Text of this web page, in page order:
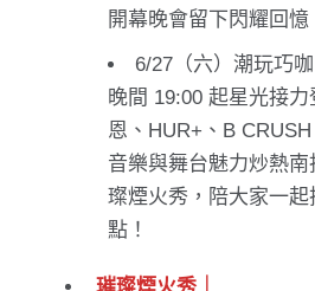
開幕晚會留下閃耀回憶
6/27（六）潮玩巧
晚間 19:00 起星光接
恩、HUR+、B
音樂與舞台魅力炒熱
璨煙火秀，陪大家一
點！